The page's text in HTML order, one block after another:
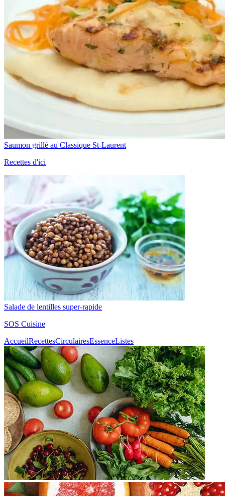
Saumon grillé au Classique St-Laurent
Recettes d'ici
Salade de lentilles super-rapide
SOS Cuisine
AccueilRecettesCirculairesEssenceListes